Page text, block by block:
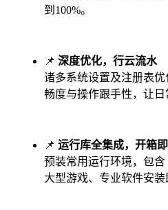
到100%。
📌 深度优化，行云流水
诸多系统设置及注册表
畅度与操作跟手性，让日
📌 运行库全集成，开箱
预装常用运行环境，包含
大型游戏、专业软件安